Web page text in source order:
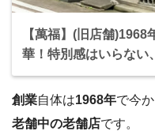
【萬福】(旧店舗
華！特別感はいらない
創業自体は1968年で今
老舗中の老舗店です。